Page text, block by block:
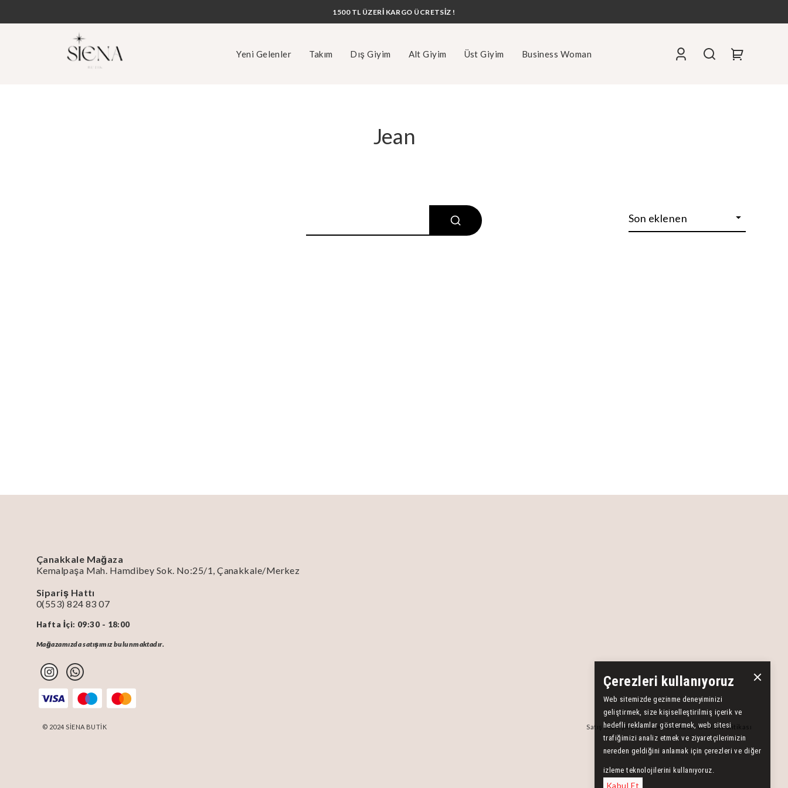
1500 TL ÜZERİ KARGO ÜCRETSİZ !
Yeni Gelenler Takım Dış Giyim Alt Giyim Üst Giyim Business Woman
Çerezleri kullanıyoruz
Web sitemizde gezinme deneyiminizi
geliştirmek, size kişiselleştirilmiş içerik ve
hedefli reklamlar göstermek, web sitesi
trafiğimizi analiz etmek ve ziyaretçilerimizin
nereden geldiğini anlamak için çerezleri ve diğer
izleme teknolojilerini kullanıyoruz.
Kabul Et
Jean
Çanakkale Mağaza
Kemalpaşa Mah. Hamdibey Sok. No:25/1, Çanakkale/Merkez
Sipariş Hattı
0(553) 824 83 07
Hafta İçi: 09:30 - 18:00
Mağazamızda satışımız bulunmaktadır.
© 2024 SİENA BUTİK Satış Sözleşmesi İade Politikası Gizlilik Politikası